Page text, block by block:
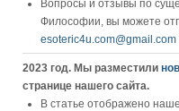
Вопросы и отзывы по
Философии, вы можете
esoteric4u.com@gmail.com
2023 год. Мы разместили
странице нашего сайта.
В статье отображено